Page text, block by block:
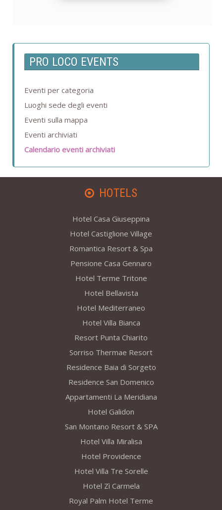
PRO LOCO EVENTS
Eventi per categoria
Luoghi sede degli eventi
Eventi sulla mappa
Eventi archiviati
Calendario eventi archiviati
HOTELS
Hotel Casa Giuseppina
Hotel Castiglione Village
Romantica Resort & Spa
Pensione Casa Gennaro
Hotel Terme Tritone
Hotel Bellavista
Hotel Mediterraneo
Hotel Villa Bianca
Resort Punta Chiarito
Sorriso Thermae Resort
Residence Baia di Sorgeto
Residence San Domenico
Appartamenti La Meridiana
Hotel Galidon
San Montano Resort & SPA
Hotel Villa Miralisa
Hotel Providence
Hotel Villa Tre Sorelle
Hotel Zì Carmela
Royal Palm Hotel Terme